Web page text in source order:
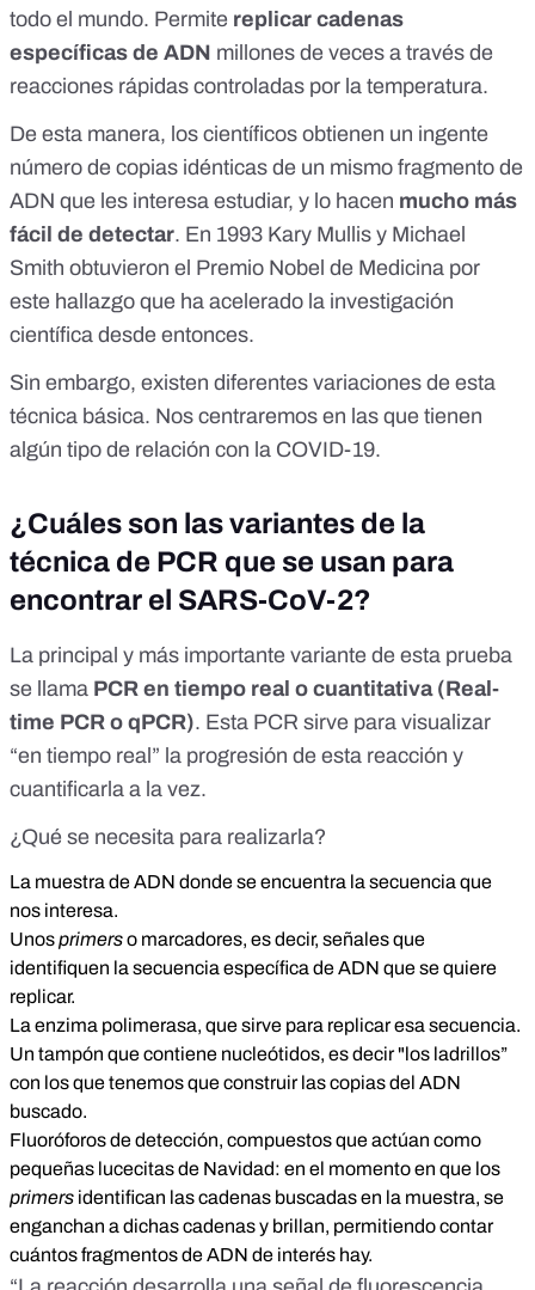
todo el mundo. Permite replicar cadenas
específicas de ADN millones de veces a través de
reacciones rápidas controladas por la temperatura.
De esta manera, los científicos obtienen un ingente
número de copias idénticas de un mismo fragmento de
ADN que les interesa estudiar, y lo hacen mucho más
fácil de detectar. En 1993 Kary Mullis y Michael
Smith obtuvieron el Premio Nobel de Medicina por
este hallazgo que ha acelerado la investigación
científica desde entonces.
Sin embargo, existen diferentes variaciones de esta
técnica básica. Nos centraremos en las que tienen
algún tipo de relación con la COVID-19.
¿Cuáles son las variantes de la
técnica de PCR que se usan para
encontrar el SARS-CoV-2?
La principal y más importante variante de esta prueba
se llama PCR en tiempo real o cuantitativa (Real-
time PCR o qPCR). Esta PCR sirve para visualizar
“en tiempo real” la progresión de esta reacción y
cuantificarla a la vez.
¿Qué se necesita para realizarla?
La muestra de ADN donde se encuentra la secuencia que
nos interesa.
Unosprimerso marcadores, es decir, señales que
identifiquen la secuencia específica de ADN que se quiere
replicar.
La enzima polimerasa, que sirve para replicar esa secuencia.
Un tampón que contiene nucleótidos, es decir "los ladrillos”
con los que tenemos que construir las copias del ADN
buscado.
Fluoróforos de detección, compuestos que actúan como
pequeñas lucecitas de Navidad: en el momento en que los
primers identifican las cadenas buscadas en la muestra, se
enganchan a dichas cadenas y brillan, permitiendo contar
cuántos fragmentos de ADN de interés hay.